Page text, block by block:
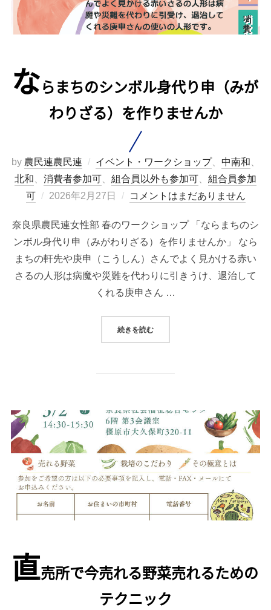
ならまちのシンボル身代り申（みが
わりざる）を作りませんか
by 農民連農民連 イベント・ワークショップ、 中南和
北和
消費者参加可 組合員以外も参加可
組合員参加
可
投
日:
2026年2月27日 コメントはまだありません
奈良県農民連女性部 春のワークショップ 「ならまちのシ
ンボル身代り申（みがわりざる）を作りませんか」 なら
まちの軒先や庚申（こうしん）さんでよく見かける赤い
さるの人形は病魔や災難を代わりに引きうけ、退治して
くれる庚申さん …
続きを読む“ならまちのシンボル身代り申（み
直売所で今売れる野菜売れるための
テクニック